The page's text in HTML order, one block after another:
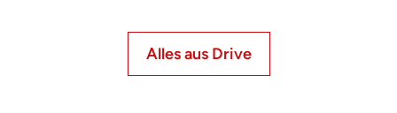
Alles aus Drive